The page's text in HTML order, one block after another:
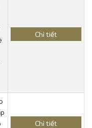
Chi tiết
Chi tiết